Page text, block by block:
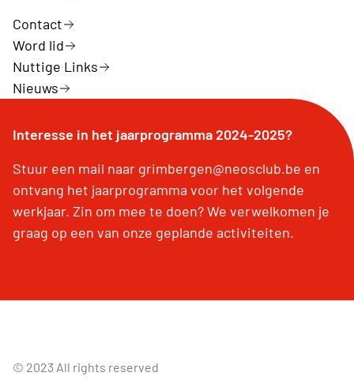
Contact
Word lid
Nuttige Links
Nieuws
Interesse in het jaarprogramma 2024-2025?
Stuur een mail naar grimbergen@neosclub.be en
ontvang het jaarprogramma voor het volgende
werkjaar. Zin om mee te doen? We verwelkomen je
graag op een van onze geplande activiteiten.
© 2023 All rights reserved